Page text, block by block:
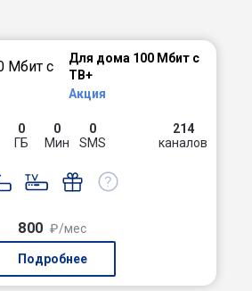
Для дома 100 Мбит с
ТВ+
Акция
0
ГБ
0
Мин
0
SMS
214
каналов
800 ₽/мес
Подробнее